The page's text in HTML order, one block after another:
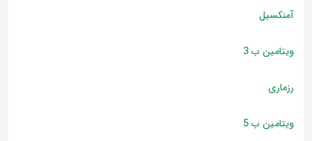
آمنکسیل
ویتامین ب 3
رزماری
ویتامین ب 5